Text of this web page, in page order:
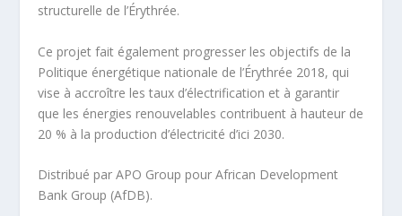
structurelle de l’Érythrée.
Ce projet fait également progresser les objectifs de la
Politique énergétique nationale de l’Érythrée 2018, qui
vise à accroître les taux d’électrification et à garantir
que les énergies renouvelables contribuent à hauteur de
20 % à la production d’électricité d’ici 2030.
Distribué par APO Group pour African Development
Bank Group (AfDB).